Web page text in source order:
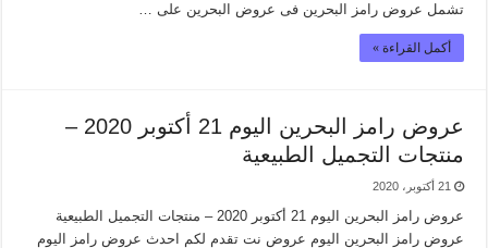
تشمل عروض رامز البحرين فى عروض البحرين على …
أكمل القراءة »
عروض رامز البحرين اليوم 21 أكتوبر 2020 –
منتجات التجميل الطبيعية
21 أكتوبر، 2020
عروض رامز البحرين اليوم 21 أكتوبر 2020 – منتجات التجميل الطبيعية
عروض رامز البحرين اليوم عروض نت تقدم لكم احدث عروض رامز اليوم